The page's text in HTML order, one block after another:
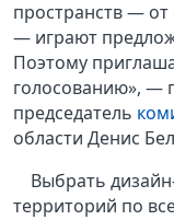
пространств —
— играют
Поэтому
голосованию», —
председатель
области Денис
Выбрать
территорий по